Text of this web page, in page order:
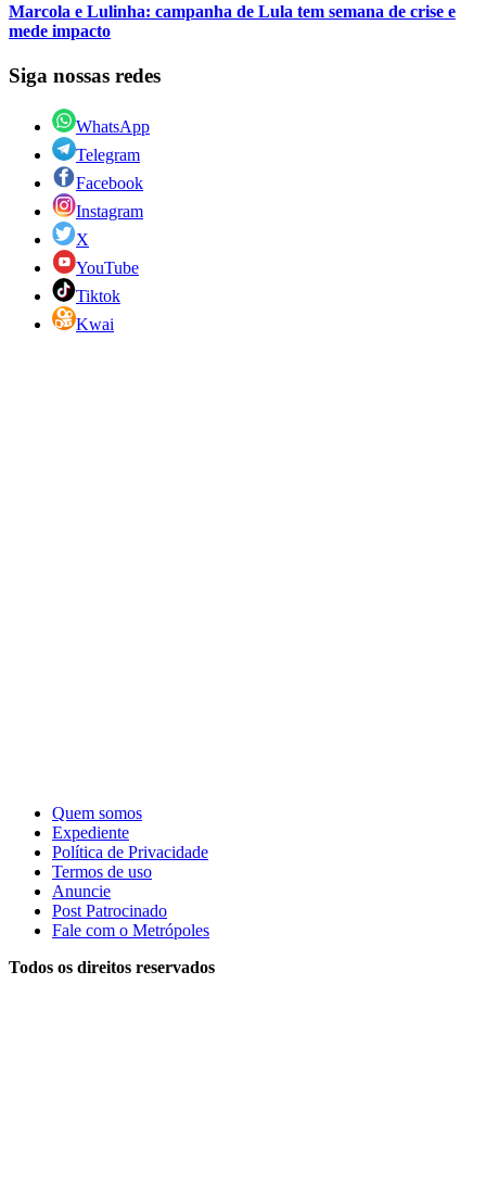
Marcola e Lulinha: campanha de Lula tem semana de crise e
mede impacto
Siga nossas redes
WhatsApp
Telegram
Facebook
Instagram
X
YouTube
Tiktok
Kwai
Quem somos
Expediente
Política de Privacidade
Termos de uso
Anuncie
Post Patrocinado
Fale com o Metrópoles
Todos os direitos reservados